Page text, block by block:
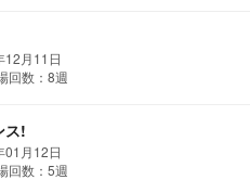
12月11日
回数：8週
ス!
01月12日
回数：5週